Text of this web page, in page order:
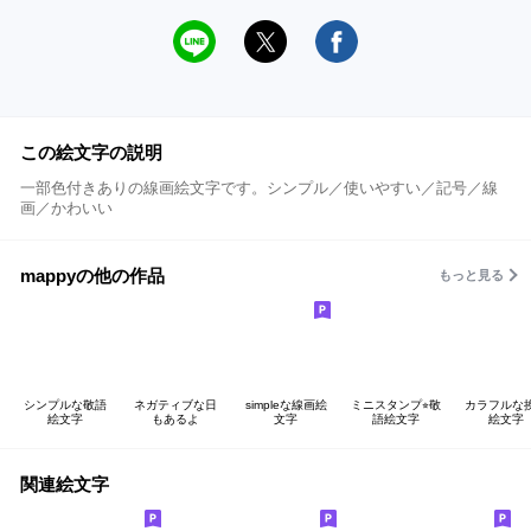
この絵文字の説明
一部色付きありの線画絵文字です。シンプル／使いやすい／記号／線
画／かわいい
mappyの他の作品 もっと見る
シンプルな敬語
絵文字
ネガティブな日
もあるよ
simpleな線画絵
文字
ミニスタンプ⭐︎敬
語絵文字
カラフルな
絵文字
関連絵文字